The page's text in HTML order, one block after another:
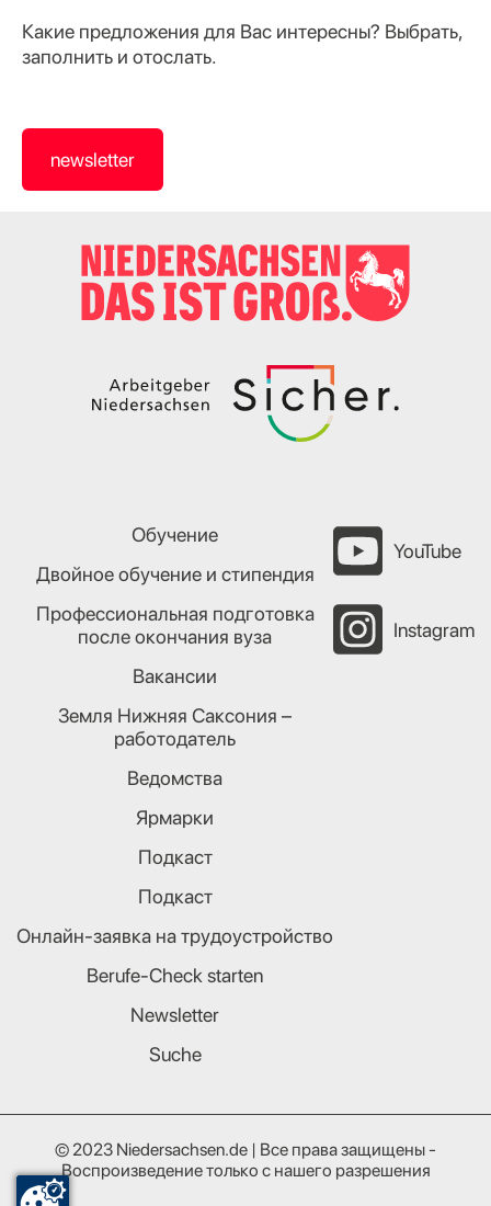
Какие предложения для Вас интересны? Выбрать,
заполнить и отослать.
newsletter
Обучение
Двойное обучение и стипендия
Профессиональная подготовка
после окончания вуза
Вакансии
Земля Нижняя Саксония –
работодатель
Ведомства
Ярмарки
Подкаст
Подкаст
Онлайн-заявка на трудоустройство
Berufe-Check starten
Newsletter
Suche
YouTube
Instagram
© 2023 Niedersachsen.de | Все права защищены -
Воспроизведение только с нашего разрешения